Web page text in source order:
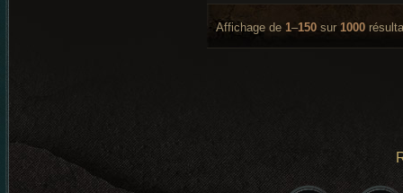
Affichage de 1–150 sur 1000